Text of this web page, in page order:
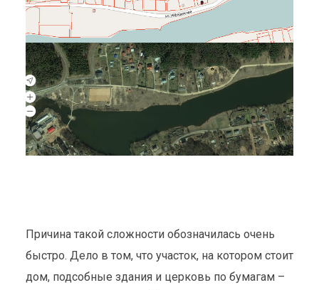
Причина такой сложности обозначилась очень
быстро. Дело в том, что участок, на котором стоит
дом, подсобные здания и церковь по бумагам –